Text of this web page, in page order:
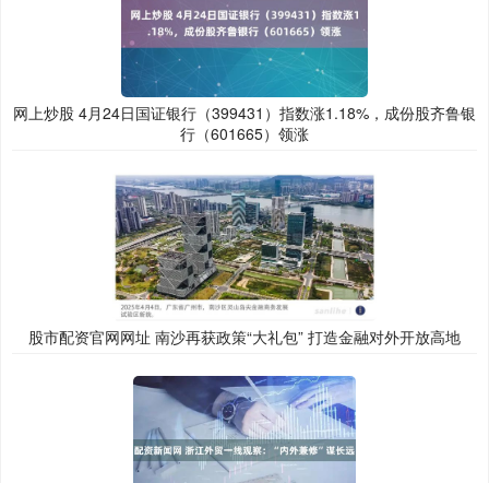
网上炒股 4月24日国证银行（399431）指数涨1.18%，成份股齐鲁银
行（601665）领涨
股市配资官网网址 南沙再获政策“大礼包” 打造金融对外开放高地